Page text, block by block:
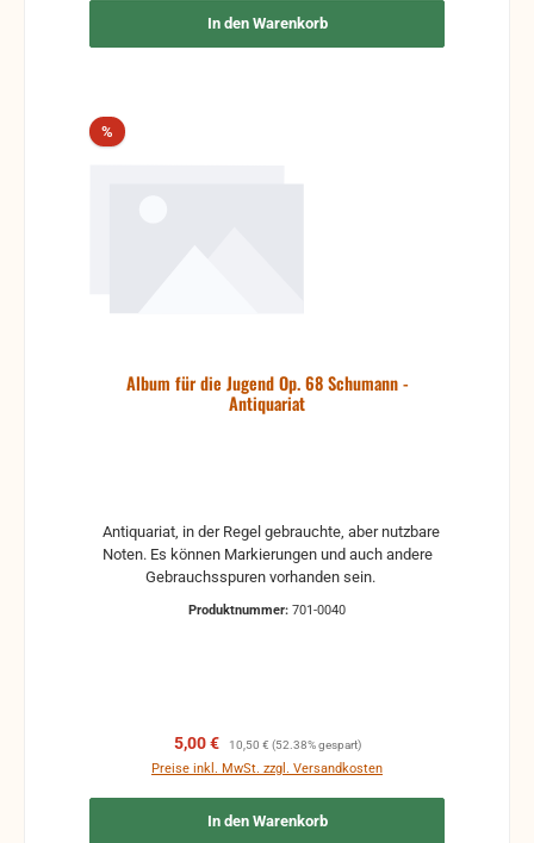
In den Warenkorb
%Rabatt
Album für die Jugend Op. 68 Schumann -
Antiquariat
Noten. Es können Markierungen und auch andere
Produktnummer: 701-0040
Verkaufspreis:
5,00 € Regulärer Preis:
10,50 € (52.38% gespart)
Preise inkl. MwSt. zzgl. Versandkosten
In den Warenkorb